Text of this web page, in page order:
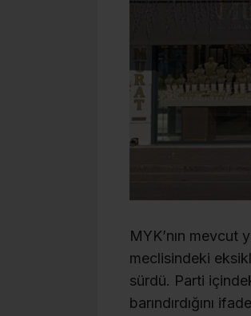
MYK’nın mevcut
meclisindeki
sürdü. Parti
barındırdığını